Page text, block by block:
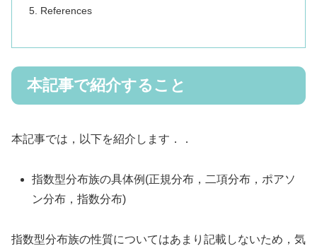
References
本記事で紹介すること
本記事では，以下を紹介します．．
指数型分布族の具体例(正規分布，二項分布，ポアソ
ン分布，指数分布)
指数型分布族の性質についてはあまり記載しないため，気